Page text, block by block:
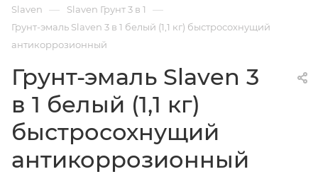
Slaven — Slaven Грунт 3 в 1 —
Грунт-эмаль Slaven 3 в 1 белый (1,1 кг) быстросохнущий
антикоррозионный
Грунт-эмаль Slaven 3
в 1 белый (1,1 кг)
быстросохнущий
антикоррозионный